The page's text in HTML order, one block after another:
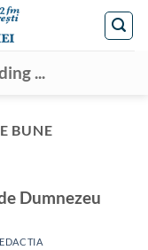
...
BUNE
Dumnezeu